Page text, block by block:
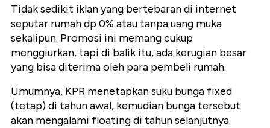
Tidak sedikit iklan yang bertebaran di internet
seputar rumah dp 0% atau tanpa uang muka
sekalipun. Promosi ini memang cukup
menggiurkan, tapi di balik itu, ada kerugian besar
yang bisa diterima oleh para pembeli rumah.
Umumnya, KPR menetapkan suku bunga fixed
(tetap) di tahun awal, kemudian bunga tersebut
akan mengalami floating di tahun selanjutnya.